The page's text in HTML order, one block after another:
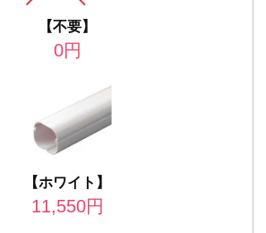
【不要】
0円
【ホワイト】
11,550円